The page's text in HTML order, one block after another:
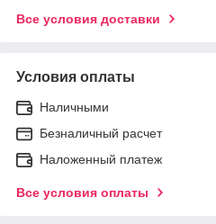
Все условия доставки
Условия оплаты
Наличными
Безналичный расчет
Наложенный платеж
Все условия оплаты